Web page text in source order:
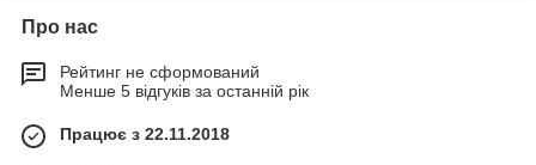
Про нас
Рейтинг не сформований
Менше 5 відгуків за останній рік
Працює з 22.11.2018